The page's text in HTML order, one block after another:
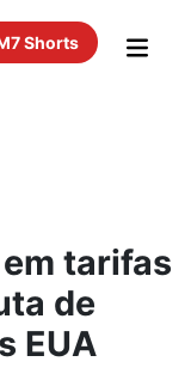
Shorts
tarifas
de
EUA